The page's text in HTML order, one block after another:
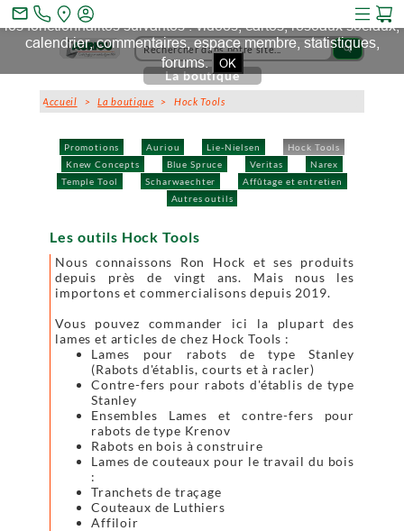
search
Promotions Auriou Lie-Nielsen
Hock Tools
Knew Concepts
Blue Spruce Veritas
Narex
Temple Tool
Scharwaechter
Affûtage et entretien
Autres outils
La boutique
Accueil >La boutique > Hock Tools
Les outils Hock Tools
Nous connaissons Ron Hock et ses produits
depuis près de vingt ans. Mais nous les
importons et commercialisons depuis 2019.
Vous pouvez commander ici la plupart des
lames et articles de chez Hock Tools :
Lames pour rabots de type Stanley
(Rabots d'établis, courts et à racler)
Contre-fers pour rabots d'établis de type
Stanley
Ensembles Lames et contre-fers pour
rabots de type Krenov
Rabots en bois à construire
Lames de couteaux pour le travail du bois
:
Tranchets de traçage
Couteaux de Luthiers
Affiloir
mail_outline
Ce site et des sites tiers qu'il utilise collectent des cookies pour
les fonctionnalités suivantes : vidéos, cartes, réseaux sociaux,
calendrier, commentaires, espace membre, statistiques,
forums. OK